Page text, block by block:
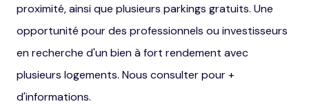
proximité, ainsi que plusieurs parkings gratuits. Une
opportunité pour des professionnels ou investisseurs
en recherche d'un bien à fort rendement avec
plusieurs logements. Nous consulter pour +
d'informations.